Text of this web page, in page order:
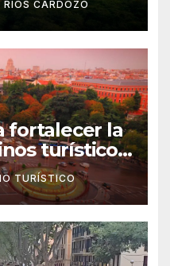
RÍOS CARDOZO
fortalecer la
turísticos,
TURÍSTICO